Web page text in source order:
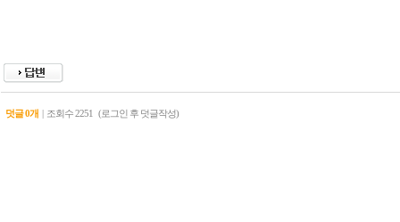
덧글 0개 | 조회수2251 (로그인 후 덧글작성)